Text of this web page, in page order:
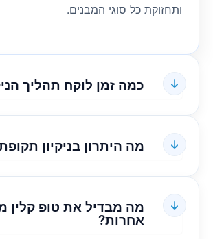
ותחזוקת כל סוגי המבנים.
כמה זמן לוקח תהליך
מה היתרון בניקיון
מה מבדיל את טופ קלין
אחרות?